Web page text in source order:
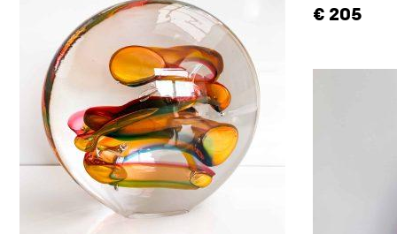
205